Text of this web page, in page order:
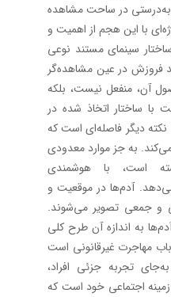
به‌درستی در ساحت مشاهده
با این هجم از اهمیت و
سینمای مستند نوعی
در عین مشاهده‌گر
آن، منفعل نیست، بلکه
با ساختار اتخاذ شده در
دیگر فاصله‌ای است که
به جز موارد معدودی
است، با هوشمندی
آدم‌ها در موقعیت و
و جمعی تصویر می‌شوند.
به اندازه آن طرح کلی
مهاجرت غیرقانونی است
تجربه جزئی افراد،
اجتماعی خود است که